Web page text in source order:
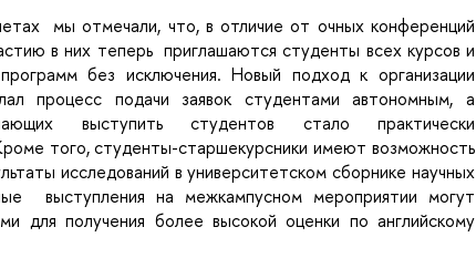
мы отмечали, что, в отличие от очных конференций
в них теперь приглашаются студенты всех курсов и
без исключения. Новый подход к организации
процесс подачи заявок студентами автономным, а
выступить студентов стало практически
того, студенты-старшекурсники имеют возможность
исследований в университетском сборнике научных
выступления на межкампусном мероприятии могут
для получения более высокой оценки по английскому